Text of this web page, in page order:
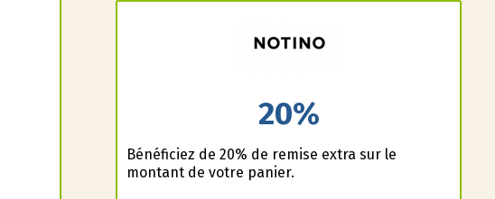
20%
Bénéficiez de 20% de remise extra sur le
montant de votre panier.